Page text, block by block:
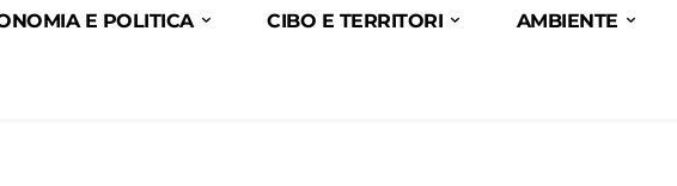
E POLITICA CIBO E TERRITORI AMBIENTE